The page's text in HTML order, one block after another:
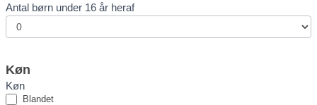
Antal børn under 16 år heraf
Køn
Køn
Blandet